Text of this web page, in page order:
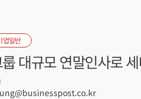
업일반
대규모 연말인사로